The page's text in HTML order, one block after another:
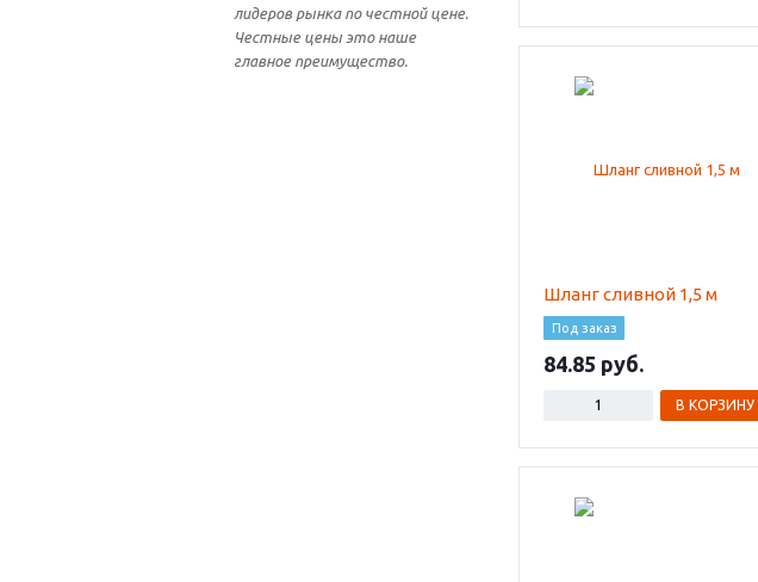
лидеров рынка по честной цене.
Честные цены это наше
главное преимущество.
Шланг сливной 1,5 м
Под заказ
84.85
В КОРЗИНУ